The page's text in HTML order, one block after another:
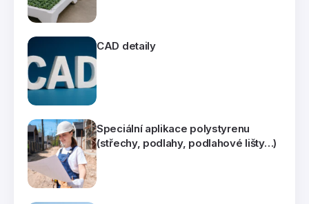
CAD detaily
Speciální aplikace polystyrenu
(střechy, podlahy, podlahové lišty…)